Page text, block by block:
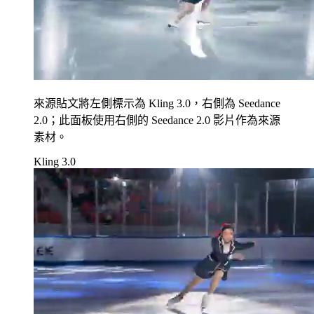
來源貼文將左側標示為 Kling 3.0，右側為 Seedance
2.0；此面板使用右側的 Seedance 2.0 影片作為來源
素材。
Kling 3.0